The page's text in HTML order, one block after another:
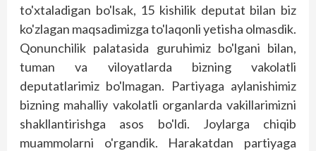
to'xtaladigan bo'lsak, 15 kishilik deputat bilan biz
ko'zlagan maqsadimizga to'laqonli yetisha olmasdik.
Qonunchilik palatasida guruhimiz bo'lgani bilan,
tuman va viloyatlarda bizning vakolatli
deputatlarimiz bo'lmagan. Partiyaga aylanishimiz
bizning mahalliy vakolatli organlarda vakillarimizni
shakllantirishga asos bo'ldi. Joylarga chiqib
muammolarni o'rgandik. Harakatdan partiyaga